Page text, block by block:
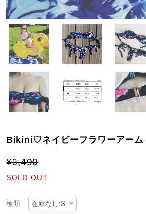
Bikini♡ネイビーフラワーアーム
¥3,490
SOLD OUT
種類